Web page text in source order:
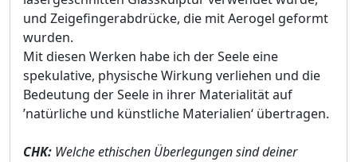
und Zeigefingerabdrücke, die mit Aerogel geformt
wurden.
Mit diesen Werken habe ich der Seele eine
spekulative, physische Wirkung verliehen und die
Bedeutung der Seele in ihrer Materialität auf
’natürliche und künstliche Materialien‘ übertragen.
CHK: Welche ethischen Überlegungen sind deiner